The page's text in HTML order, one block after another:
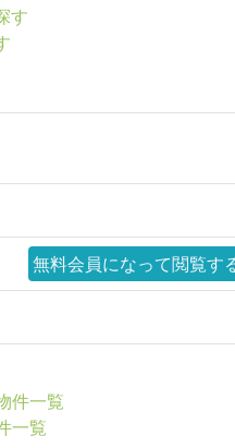
す
無料会員になって閲覧す
件一覧
一覧